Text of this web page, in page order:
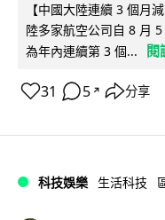
【中國大陸連續 3 個月
陸多家航空公司自 8 月
為年內連續第 3 個...
閱
31 5 ↗ 分享
科技娛樂 生活科技